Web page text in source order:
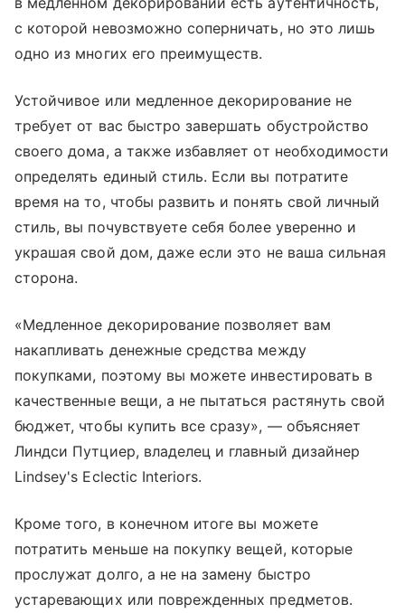
с которой невозможно соперничать, но это лишь
одно из многих его преимуществ.
Устойчивое или медленное декорирование не
требует от вас быстро завершать обустройство
своего дома, а также избавляет от необходимости
определять единый стиль. Если вы потратите
время на то, чтобы развить и понять свой личный
стиль, вы почувствуете себя более уверенно и
украшая свой дом, даже если это не ваша сильная
сторона.
«Медленное декорирование позволяет вам
накапливать денежные средства между
покупками, поэтому вы можете инвестировать в
качественные вещи, а не пытаться растянуть свой
бюджет, чтобы купить все сразу», — объясняет
Линдси Путциер, владелец и главный дизайнер
Lindsey's Eclectic Interiors.
Кроме того, в конечном итоге вы можете
потратить меньше на покупку вещей, которые
прослужат долго, а не на замену быстро
устаревающих или поврежденных предметов.